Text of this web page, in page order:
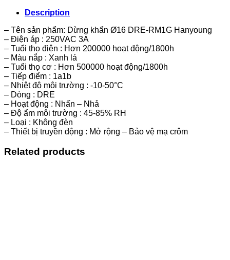
Description
– Tên sản phẩm: Dừng khẩn Ø16 DRE-RM1G Hanyoung
– Điện áp : 250VAC 3A
– Tuổi thọ điện : Hơn 200000 hoạt động/1800h
– Màu nắp : Xanh lá
– Tuổi thọ cơ : Hơn 500000 hoạt động/1800h
– Tiếp điểm : 1a1b
– Nhiệt độ môi trường : -10-50°C
– Dòng : DRE
– Hoạt động : Nhấn – Nhả
– Độ ẩm môi trường : 45-85% RH
– Loại : Không đèn
– Thiết bị truyền động : Mở rộng – Bảo vệ mạ crôm
Related products